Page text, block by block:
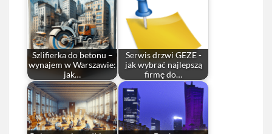
Szlifierka do betonu –
wynajem w Warszawie:
jak…
Serwis drzwi GEZE -
jak wybrać najlepszą
firmę do…